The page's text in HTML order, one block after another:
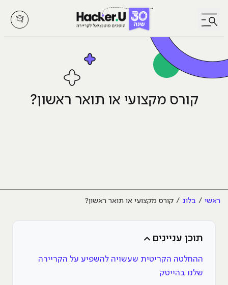
לחץ לפתיחת/סגירת תפריט
קורס מקצועי או תואר ראשון?
ראשי בלוג קורס מקצועי או תואר ראשון?
תוכן עניינים
ההחלטה הקריטית שעשויה להשפיע על הקריירה
שלנו בהייטק